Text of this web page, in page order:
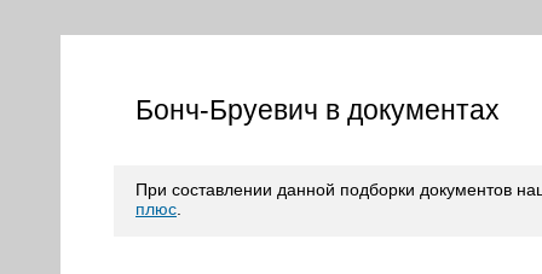
Бонч-Бруевич в документах
При составлении данной подборки документов
плюс